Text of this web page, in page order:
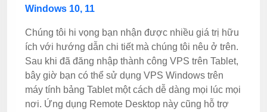
Windows 10, 11
Chúng tôi hi vọng bạn nhận được nhiều giá trị hữu
ích với hướng dẫn chi tiết mà chúng tôi nêu ở trên.
Sau khi đã đăng nhập thành công VPS trên Tablet,
bây giờ bạn có thể sử dụng VPS Windows trên
máy tính bảng Tablet một cách dễ dàng mọi lúc mọi
nơi. Ứng dụng Remote Desktop này cũng hỗ trợ